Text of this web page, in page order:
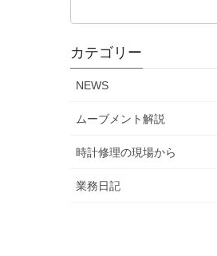
カテゴリー
NEWS
ムーブメント解説
時計修理の現場から
業務日記